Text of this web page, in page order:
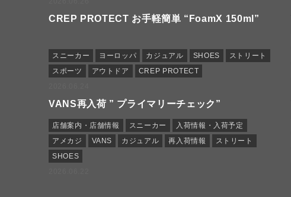
CREP PROTECT お手軽簡単 “FoamX 150ml”
スニーカー ヨーロッパ カジュアル SHOES
ストリート
スポーツ
アウトドア
CREP PROTECT
VANS再入荷 ” プライマリーチェック”
店舗案内・店舗情報 スニーカー
入荷情報・入荷予定
アメカジ
VANS カジュアル 再入荷情報
ストリート
SHOES